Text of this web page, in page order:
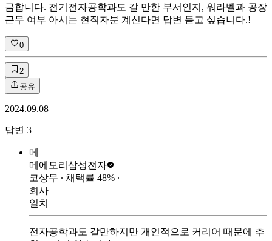
금합니다. 전기전자공학과도 갈 만한 부서인지, 워라벨과 공장
근무 여부 아시는 현직자분 계신다면 답변 듣고 싶습니다.!
0
2
공유
2024.09.08
답변 3
메
메에모리 삼성전자
코상무 ∙ 채택률 48% ∙
회사
일치
전자공학과도 갈만하지만 개인적으로 커리어 때문에 추